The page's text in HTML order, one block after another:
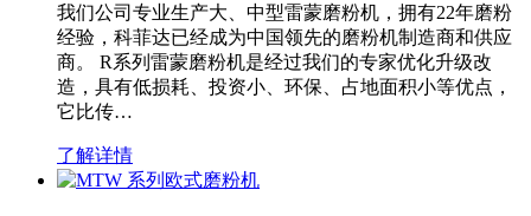
我们公司专业生产大、中型雷蒙磨粉机，拥有22年磨粉
经验，科菲达已经成为中国领先的磨粉机制造商和供应
商。 R系列雷蒙磨粉机是经过我们的专家优化升级改
造，具有低损耗、投资小、环保、占地面积小等优点，
它比传…
了解详情